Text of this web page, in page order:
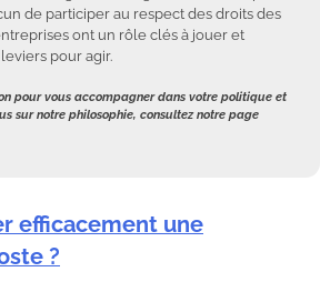
de participer au respect des droits des
ont un rôle clés à jouer et
pour agir.
pour vous accompagner dans votre politique et
sur notre philosophie, consultez notre page
efficacement une
?